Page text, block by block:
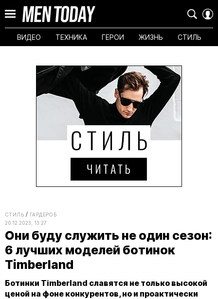
ВИДЕО ТЕХНИКА ГЕРОИ ЖИЗНЬ СТИЛЬ
СТИЛЬ
ГАРДЕРОБ
20.12.2023, 13:27
Они буду служить не один сезон:
6 лучших моделей ботинок
Timberland
Ботинки Timberland славятся не только высокой
ценой на фоне конкурентов, но и проактически